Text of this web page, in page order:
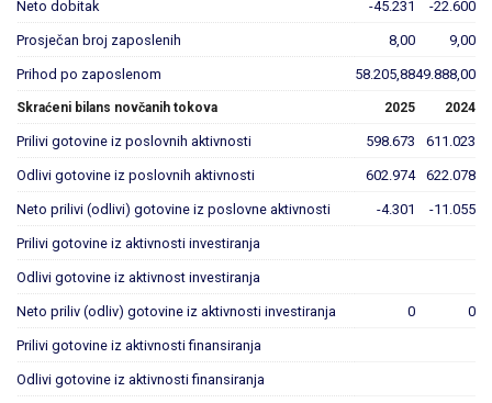
Neto dobitak -45.231 -22.600
Prosječan broj zaposlenih 8,00 9,00
Prihod po zaposlenom 58.205,8849.888,00
Skraćeni bilans novčanih tokova 2025 2024
Prilivi gotovine iz poslovnih aktivnosti 598.673 611.023
Odlivi gotovine iz poslovnih aktivnosti 602.974 622.078
Neto prilivi (odlivi) gotovine iz poslovne aktivnosti -4.301 -11.055
Prilivi gotovine iz aktivnosti investiranja
Odlivi gotovine iz aktivnost investiranja
Neto priliv (odliv) gotovine iz aktivnosti investiranja 0 0
Prilivi gotovine iz aktivnosti finansiranja
Odlivi gotovine iz aktivnosti finansiranja